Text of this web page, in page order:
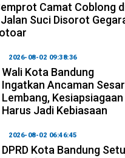
Camat Coblong
Suci Disorot
2026-08-02 09:38:36
Wali Kota Bandung
Ingatkan Ancaman Sesar
Lembang, Kesiapsiagaan
Harus Jadi Kebiasaan
2026-08-02 06:46:45
DPRD Kota Bandung